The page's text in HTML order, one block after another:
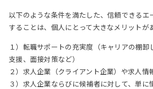
以下のような条件を満たした、信頼できるエ
することは、個人にとって大きなメリットが
１）転職サポートの充実度（キャリアの棚卸
支援、面接対策など）
２）求人企業（クライアント企業）や求人情
３）求人企業ならびに候補者に対して、単に